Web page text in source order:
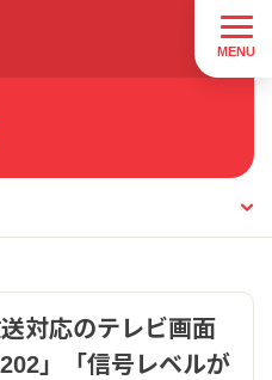
対応のテレビ画面
」「信号レベルが